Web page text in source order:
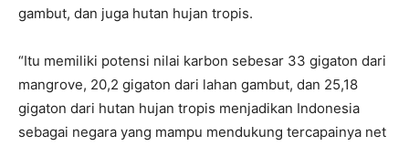
gambut, dan juga hutan hujan tropis.
“Itu memiliki potensi nilai karbon sebesar 33 gigaton dari
mangrove, 20,2 gigaton dari lahan gambut, dan 25,18
gigaton dari hutan hujan tropis menjadikan Indonesia
sebagai negara yang mampu mendukung tercapainya net